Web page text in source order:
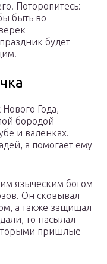
Поторопитесь:
быть во
будет
Года,
бородой
и валенках.
а помогает ему
языческим богом
Он сковывал
а также защищал
то насылал
пришлые